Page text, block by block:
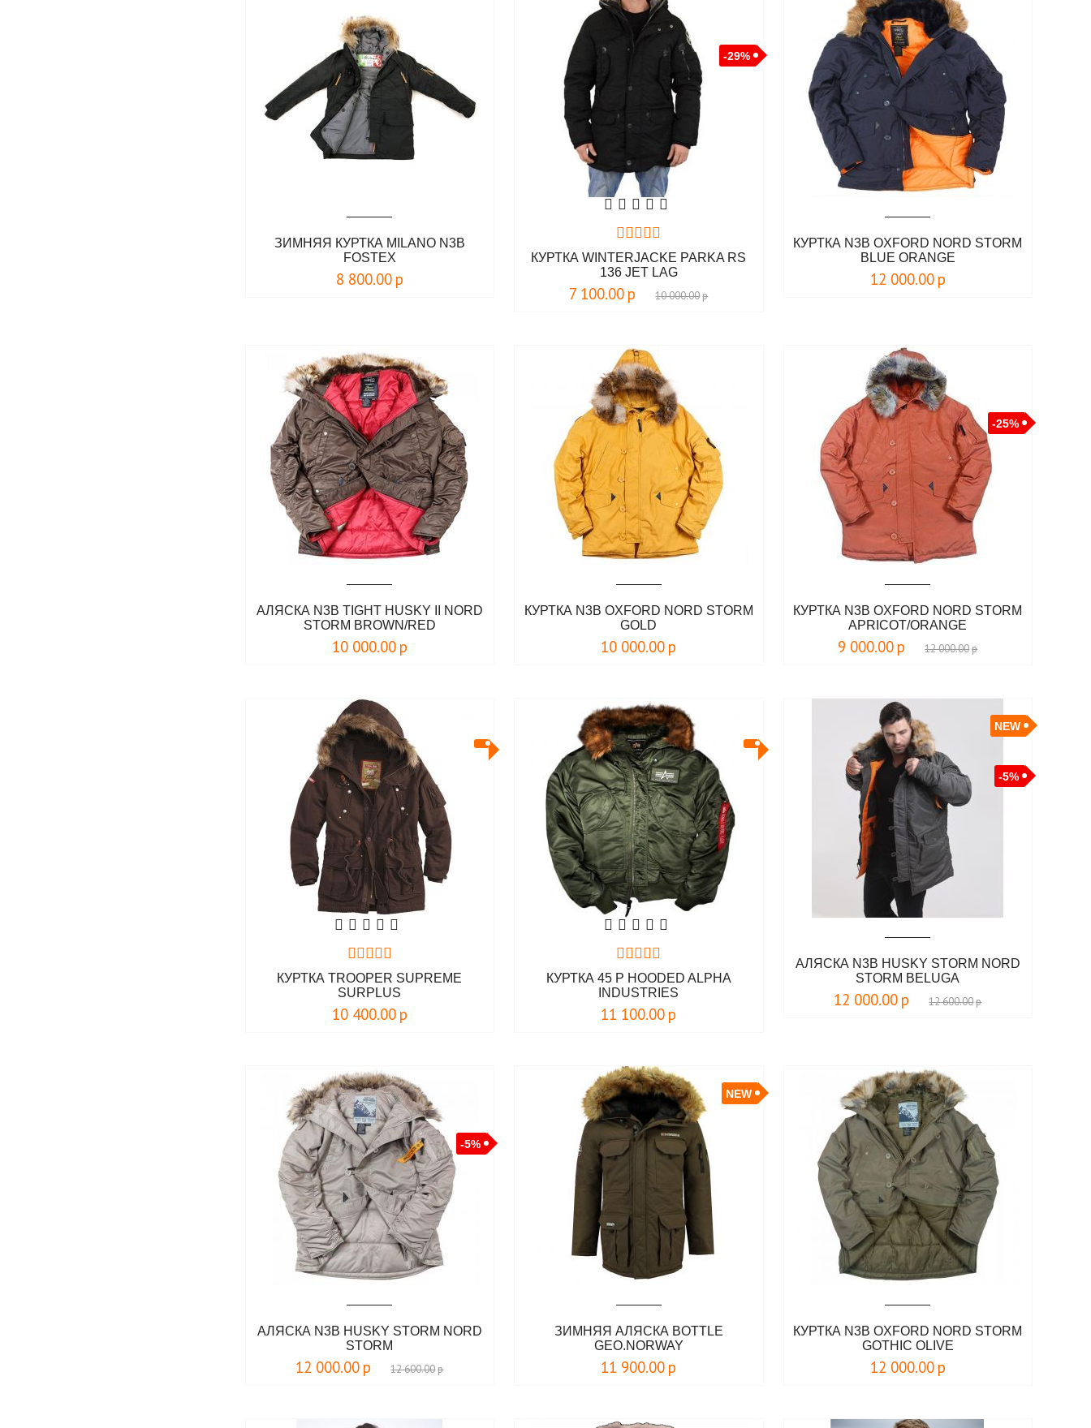
ЗИМНЯЯ КУРТКА MILANO N3B
FOSTEX
8 800.00 р
-29%
КУРТКА WINTERJACKE PARKA RS
136 JET LAG
7 100.00 р 10 000.00р
КУРТКА N3B OXFORD NORD STORM
BLUE ORANGE
12 000.00 р
АЛЯСКА N3B TIGHT HUSKY II NORD
STORM BROWN/RED
10 000.00 р
КУРТКА N3B OXFORD NORD STORM
GOLD
10 000.00 р
-25%
КУРТКА N3B OXFORD NORD STORM
APRICOT/ORANGE
9 000.00 р 12 000.00р
КУРТКА TROOPER SUPREME
SURPLUS
10 400.00 р
КУРТКА 45 P HOODED ALPHA
INDUSTRIES
11 100.00 р
-5%
NEW
АЛЯСКА N3B HUSKY STORM NORD
STORM BELUGA
12 000.00 р 12 600.00р
-5%
АЛЯСКА N3B HUSKY STORM NORD
STORM
12 000.00 р 12 600.00р
NEW
ЗИМНЯЯ АЛЯСКА BOTTLE
GEO.NORWAY
11 900.00 р
КУРТКА N3B OXFORD NORD STORM
GOTHIC OLIVE
12 000.00 р